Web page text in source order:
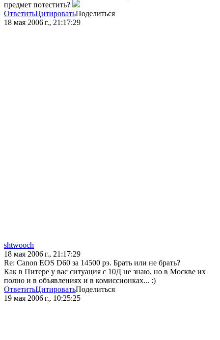
предмет потестить?
ОтветитьЦитироватьПоделиться
18 мая 2006 г., 21:17:29
shtwooch
18 мая 2006 г., 21:17:29
Re: Canon EOS D60 за 14500 рэ. Брать или не брать?
Как в Питере у вас ситуация с 10Д не знаю, но в Москве их
полно и в объявлениях и в комиссионках... :)
ОтветитьЦитироватьПоделиться
19 мая 2006 г., 10:25:25